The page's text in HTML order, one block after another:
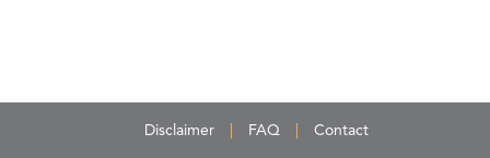
Disclaimer FAQ Contact